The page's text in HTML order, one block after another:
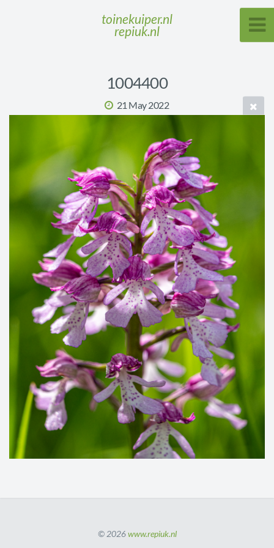
toinekuiper.nl
repiuk.nl
1004400
21 May 2022
© 2026www.repiuk.nl